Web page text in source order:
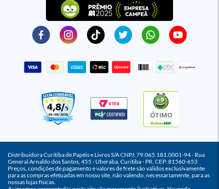
ÓTIMO
Distribuidora Curitiba de Papéis e Livros S/A CNPJ: 79.065.181.0001-94 - Rua
General Arnaldo dos Santos, 455 - Uberaba, Curitiba - PR, CEP: 81560-653
Preços, condições de pagamento e valores de frete são válidos exclusivamente
para as compras efetuadas em nosso site, não valendo, necessariamente, para as
nossas lojas físicas.